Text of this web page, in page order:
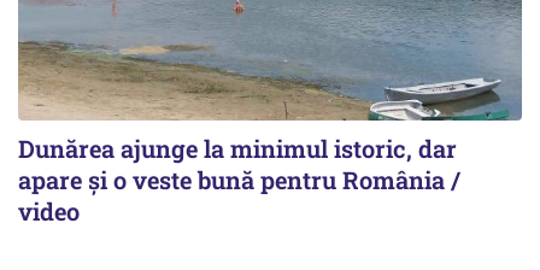
Dunărea ajunge la minimul istoric, dar
apare și o veste bună pentru România /
video